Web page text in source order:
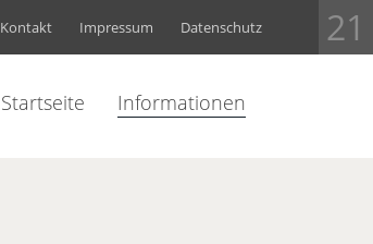
Kontakt Impressum Datenschutz
Startseite Informationen
21